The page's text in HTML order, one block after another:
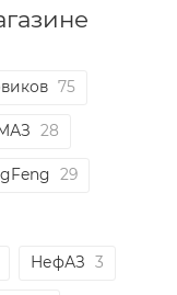
75
28
29
НефАЗ 3